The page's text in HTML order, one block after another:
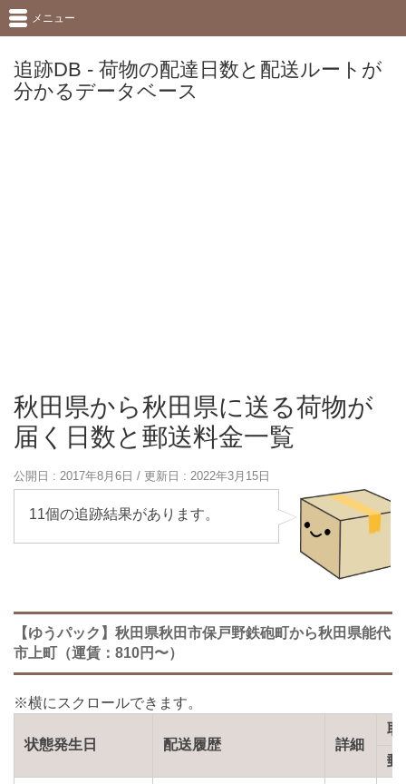
追跡DB - 荷物の配達日数と配送ルートが
分かるデータベース
メニュー
秋田県から秋田県に送る荷物が
届く日数と郵送料金一覧
公開日 : 2017年8月6日 / 更新日 : 2022年3月15日
11個の追跡結果があります。
【ゆうパック】秋田県秋田市保戸野鉄砲町から秋田県能代
市上町（運賃：810円〜）
状態発生日 配送履歴 詳細
取
郵